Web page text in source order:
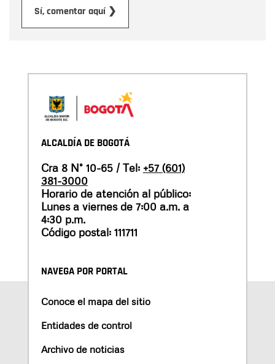
Sí, comentar aquí ❯
ALCALDÍA DE BOGOTÁ
Cra 8 N° 10-65 / Tel: +57 (601)
381-3000
Horario de atención al público:
Lunes a viernes de 7:00 a.m. a
4:30 p.m.
Código postal: 111711
NAVEGA POR PORTAL
Conoce el mapa del sitio
Entidades de control
Archivo de noticias